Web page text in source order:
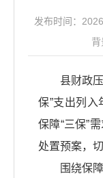
发布时间：
背
县财政
保”支出列
保障“三保”
处置预案，
围绕保